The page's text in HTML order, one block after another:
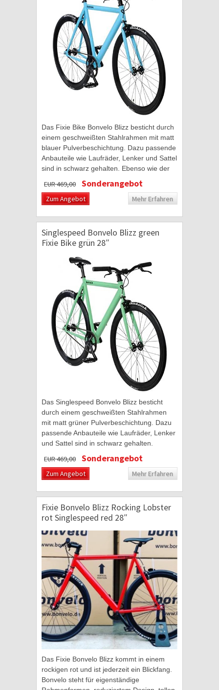
Das Fixie Bike Bonvelo Blizz besticht durch
einem geschweißten Stahlrahmen mit matt
blauer Pulverbeschichtung. Dazu passende
Anbauteile wie Laufräder, Lenker und Sattel
sind in schwarz gehalten. Ebenso wie der
EUR 469,00 Sonderangebot
Zum Angebot Mehr Erfahren
Singlespeed Bonvelo Blizz green
Fixie Bike grün 28″
Das Singlespeed Bonvelo Blizz besticht
durch einem geschweißten Stahlrahmen
mit matt grüner Pulverbeschichtung. Dazu
passende Anbauteile wie Laufräder, Lenker
und Sattel sind in schwarz gehalten.
passend in...
EUR 469,00 Sonderangebot
Zum Angebot Mehr Erfahren
Fixie Bonvelo Blizz Rocking Lobster
rot Singlespeed red 28″
Das Fixie Bonvelo Blizz kommt in einem
rockigen rot und ist jederzeit ein Blickfang.
Bonvelo steht für eigenständige